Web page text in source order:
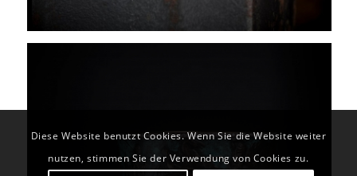
Diese Website benutzt Cookies. Wenn Sie die Website weiter
nutzen, stimmen Sie der Verwendung von Cookies zu.